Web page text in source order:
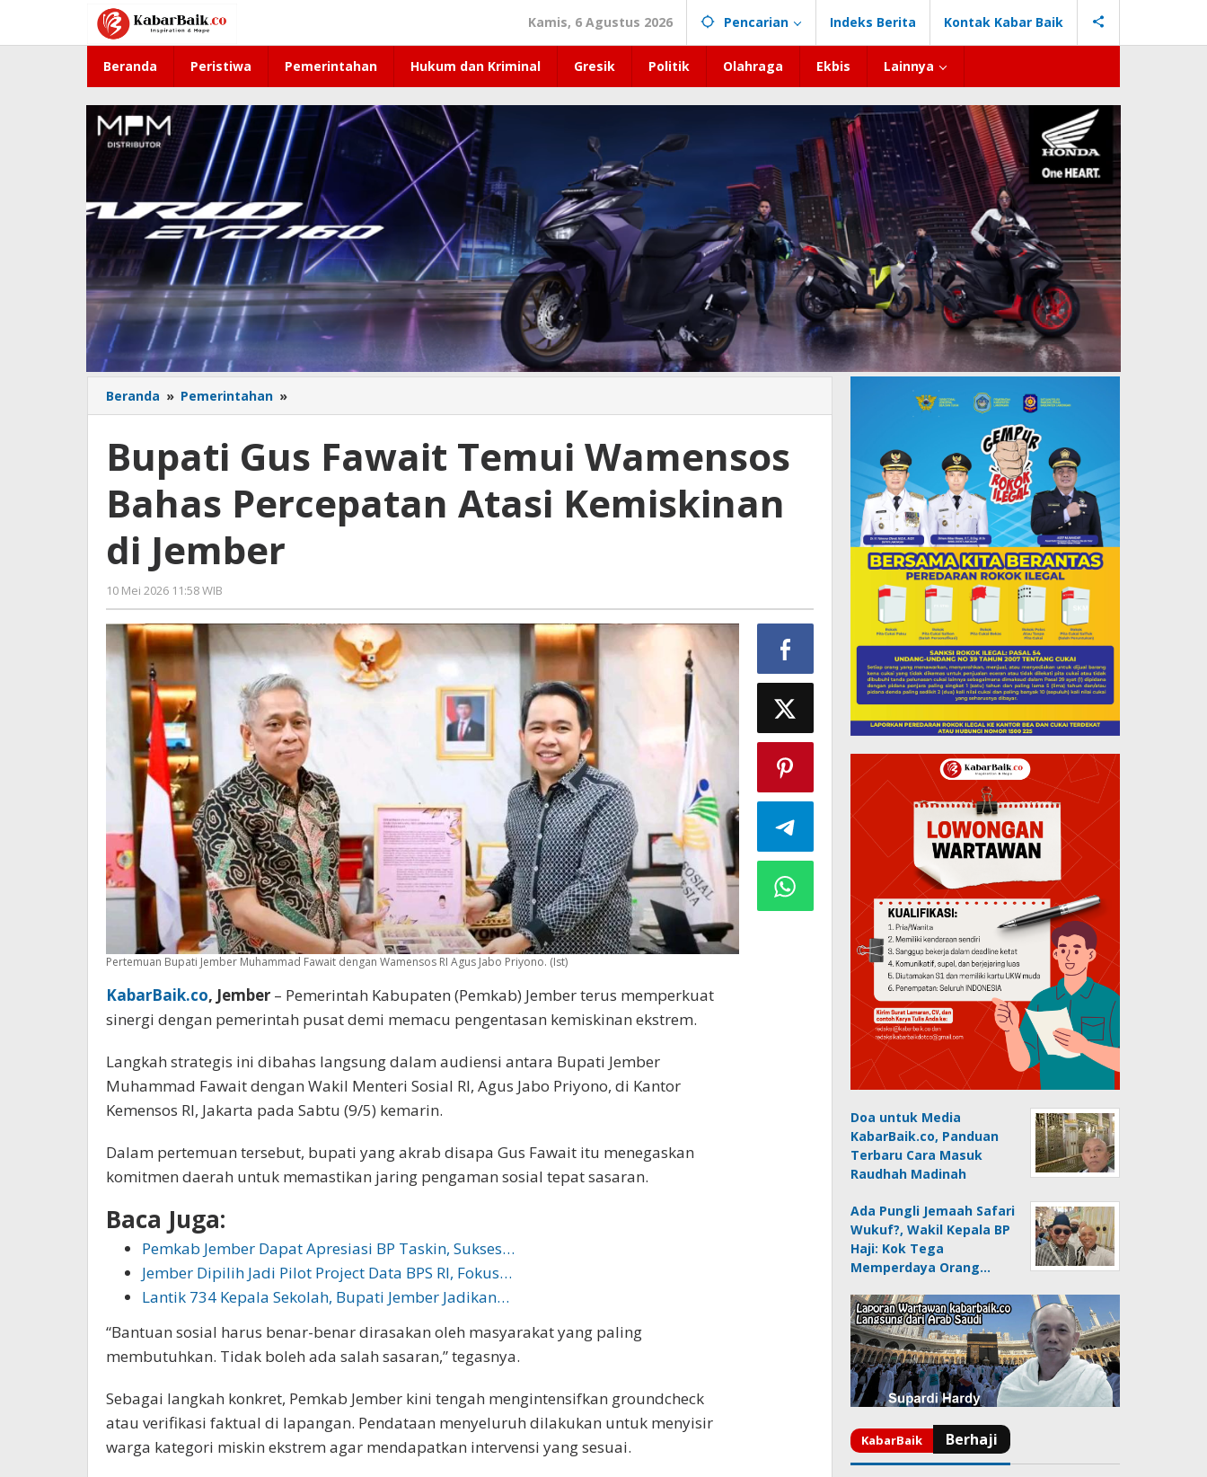
konten
Kamis, 6 Agustus 2026 Pencarian Indeks Berita Kontak Kabar Baik
Beranda Peristiwa Pemerintahan Hukum dan Kriminal Gresik Politik Olahraga Ekbis Lainnya
Beranda » Pemerintahan »
Gus
Temui
Wamensos
Percepatan
Bupati Gus Fawait Temui Wamensos
Bahas Percepatan Atasi Kemiskinan
di Jember
10 Mei 2026 11:58 WIB
Andika
DP
Pertemuan Bupati Jember Muhammad Fawait dengan Wamensos RI Agus Jabo Priyono. (Ist)
KabarBaik.co, Jember – Pemerintah Kabupaten (Pemkab) Jember terus memperkuat
sinergi dengan pemerintah pusat demi memacu pengentasan kemiskinan ekstrem.
Langkah strategis ini dibahas langsung dalam audiensi antara Bupati Jember
Muhammad Fawait dengan Wakil Menteri Sosial RI, Agus Jabo Priyono, di Kantor
Kemensos RI, Jakarta pada Sabtu (9/5) kemarin.
Dalam pertemuan tersebut, bupati yang akrab disapa Gus Fawait itu menegaskan
komitmen daerah untuk memastikan jaring pengaman sosial tepat sasaran.
Baca Juga:
Pemkab Jember Dapat Apresiasi BP Taskin, Sukses…
Jember Dipilih Jadi Pilot Project Data BPS RI, Fokus…
Lantik 734 Kepala Sekolah, Bupati Jember Jadikan…
“Bantuan sosial harus benar-benar dirasakan oleh masyarakat yang paling
membutuhkan. Tidak boleh ada salah sasaran,” tegasnya.
Sebagai langkah konkret, Pemkab Jember kini tengah mengintensifkan groundcheck
atau verifikasi faktual di lapangan. Pendataan menyeluruh dilakukan untuk menyisir
warga kategori miskin ekstrem agar mendapatkan intervensi yang sesuai.
Doa untuk Media
KabarBaik.co, Panduan
Terbaru Cara Masuk
Raudhah Madinah
Ada Pungli Jemaah Safari
Wukuf?, Wakil Kepala BP
Haji: Kok Tega
Memperdaya Orang…